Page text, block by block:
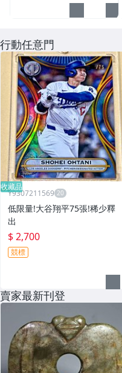
行動任意門
收藏品
Y9307211569
低限量!大谷翔平75張!稀少釋
出
$ 2,700
競標
賣家最新刊登